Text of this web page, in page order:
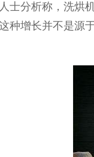
士分析称，洗烘
种增长并不是源